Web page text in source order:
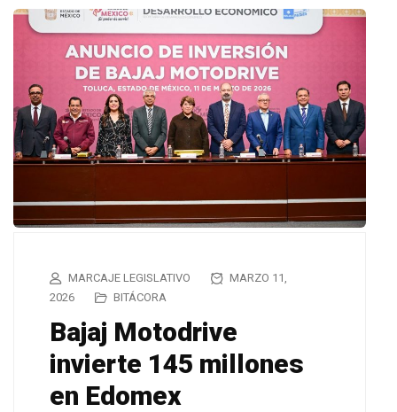
MARCAJE LEGISLATIVO
MARZO 11,
2026
BITÁCORA
Bajaj Motodrive
invierte 145 millones
en Edomex